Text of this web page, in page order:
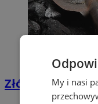
Złóż wniosek o
My i nasi